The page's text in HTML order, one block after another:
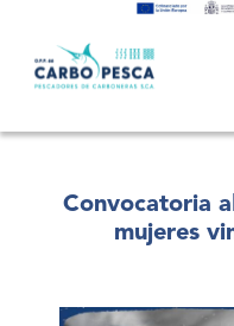
content
Convocatoria
mujeres